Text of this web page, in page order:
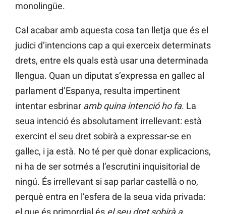
monolingüe.
Cal acabar amb aquesta cosa tan lletja que és el
judici d’intencions cap a qui exerceix determinats
drets, entre els quals està usar una determinada
llengua. Quan un diputat s’expressa en gallec al
parlament d’Espanya, resulta impertinent
intentar esbrinar amb quina intenció ho fa. La
seua intenció és absolutament irrellevant: està
exercint el seu dret sobirà a expressar-se en
gallec, i ja està. No té per què donar explicacions,
ni ha de ser sotmés a l’escrutini inquisitorial de
ningú. És irrellevant si sap parlar castellà o no,
perquè entra en l’esfera de la seua vida privada:
el que és primordial és el seu dret sobirà a